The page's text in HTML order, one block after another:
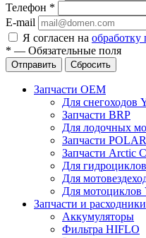
Телефон *
E-mail
Я согласен на
* — Обязательные поля
Отправить Сбросить
Запчасти OEM
Для снегоходов
Запчасти BRP
Для лодочных
Запчасти
Запчасти Arctic
Для
Для
Для мотоциклов
Запчасти и расходники
Аккумуляторы
Фильтра HIFLO